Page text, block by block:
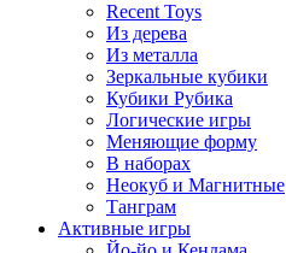
Recent Toys
Из дерева
Из металла
Зеркальные кубики
Кубики Рубика
Логические игры
Меняющие форму
В наборах
Неокуб и Магнитные
Танграм
Активные игры